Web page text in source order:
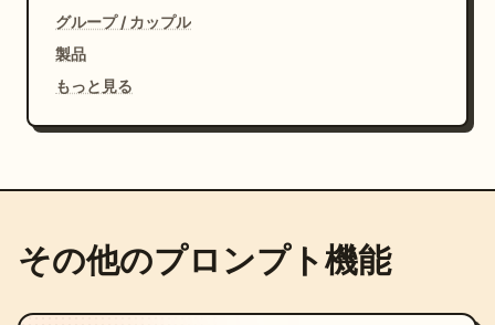
グループ / カップル
製品
もっと見る
その他のプロンプト機能